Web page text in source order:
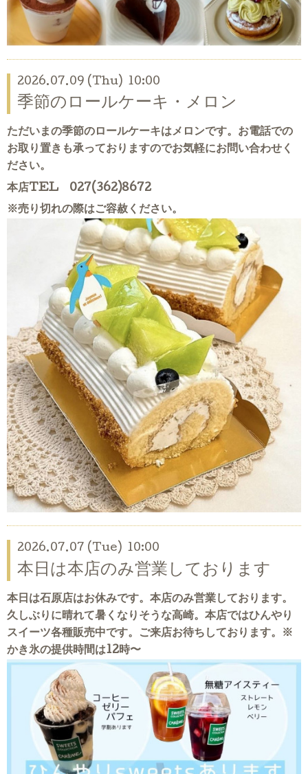
2026.07.09 (Thu) 10:00
季節のロールケーキ・メロン
ただいまの季節のロールケーキはメロンです。 お電話での
お取り置きも承っておりますのでお気軽にお問い合わせく
ださい。
本店TEL 027(362)8672
※売り切れの際はご容赦ください。
2026.07.07 (Tue) 10:00
本日は本店のみ営業しております
本日は石原店はお休みです。本店のみ営業しております。
久しぶりに晴れて暑くなりそうな高崎。本店ではひんやり
スイーツ各種販売中です。ご来店お待ちしております。※
かき氷の提供時間は12時〜